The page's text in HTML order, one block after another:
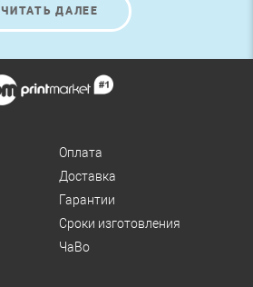
ЧИТАТЬ ДАЛЕЕ
Оплата
Доставка
Гарантии
Сроки изготовления
ЧаВо